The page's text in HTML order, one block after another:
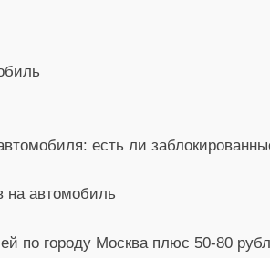
есть ли
на автомобиль
по городу Москва плюс 50-80